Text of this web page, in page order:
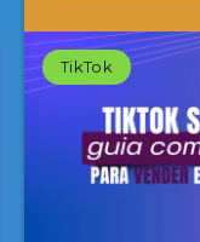
TikTok